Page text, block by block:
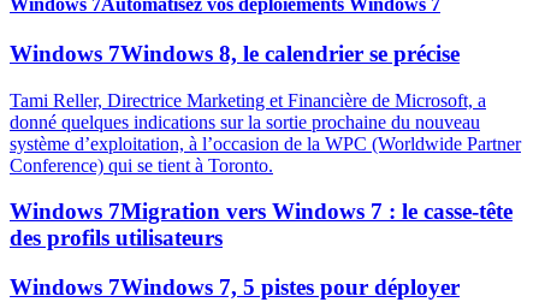
Windows 7Windows 8, le calendrier se précise
Tami Reller, Directrice Marketing et Financière de Microsoft, a
donné quelques indications sur la sortie prochaine du nouveau
système d’exploitation, à l’occasion de la WPC (Worldwide Partner
Conference) qui se tient à Toronto.
Windows 7Migration vers Windows 7 : le casse-tête
des profils utilisateurs
Windows 7Windows 7, 5 pistes pour déployer